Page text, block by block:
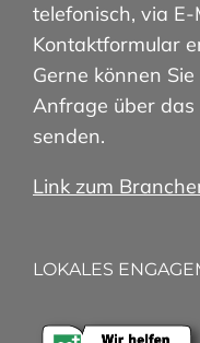
telefonisch, via
Kontaktformular
Gerne können
Anfrage über
senden.
Link zum
LOKALES